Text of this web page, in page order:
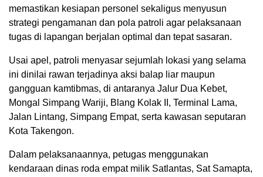
memastikan kesiapan personel sekaligus menyusun
strategi pengamanan dan pola patroli agar pelaksanaan
tugas di lapangan berjalan optimal dan tepat sasaran.
Usai apel, patroli menyasar sejumlah lokasi yang selama
ini dinilai rawan terjadinya aksi balap liar maupun
gangguan kamtibmas, di antaranya Jalur Dua Kebet,
Mongal Simpang Wariji, Blang Kolak II, Terminal Lama,
Jalan Lintang, Simpang Empat, serta kawasan seputaran
Kota Takengon.
Dalam pelaksanaannya, petugas menggunakan
kendaraan dinas roda empat milik Satlantas, Sat Samapta,